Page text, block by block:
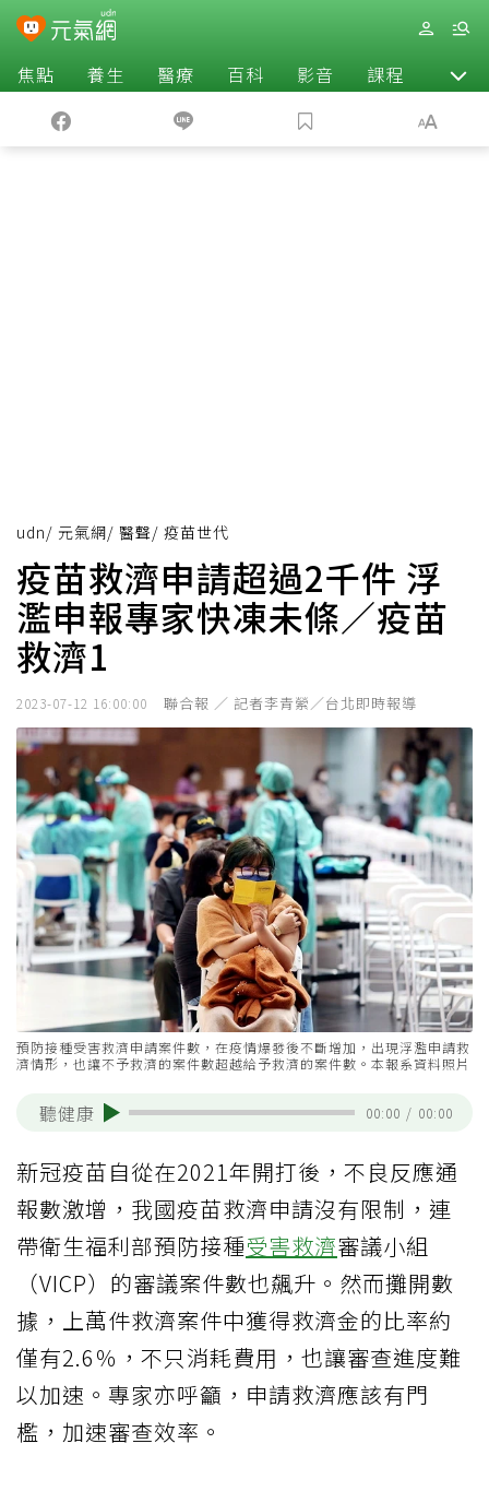
焦點 養生 醫療 百科 影音 課程 退休
udn/ 元氣網/ 醫聲/ 疫苗世代
疫苗救濟申請超過2千件 浮
濫申報專家快凍未條／疫苗
救濟1
2023-07-12 16:00:00 聯合報 ／ 記者李青縈／台北即時報導
預防接種受害救濟申請案件數，在疫情爆發後不斷增加，出現浮濫申請救
濟情形，也讓不予救濟的案件數超越給予救濟的案件數。本報系資料照片
聽健康 00:00 / 00:00
新冠疫苗自從在2021年開打後，不良反應通
報數激增，我國疫苗救濟申請沒有限制，連
帶衛生福利部預防接種受害救濟審議小組
（VICP）的審議案件數也飆升。然而攤開數
據，上萬件救濟案件中獲得救濟金的比率約
僅有2.6％，不只消耗費用，也讓審查進度難
以加速。專家亦呼籲，申請救濟應該有門
檻，加速審查效率。